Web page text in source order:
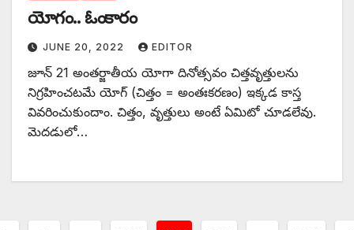
యోగం.. ఓంకారం
JUNE 20, 2022 EDITOR
జూన్‌ 21 అం‌తర్జాతీయ యోగా దినోత్సవం చిత్తవృత్తులను
నిగ్రహించటమే యోగ్‌ (‌చిత్తం = అంతఃకరణం) ఇక్కడ కాస్త
వివరించుకుందాం. చిత్తం, వృత్తులు అంటే ఏమిటో చూడలేవు.
మెదడులో…